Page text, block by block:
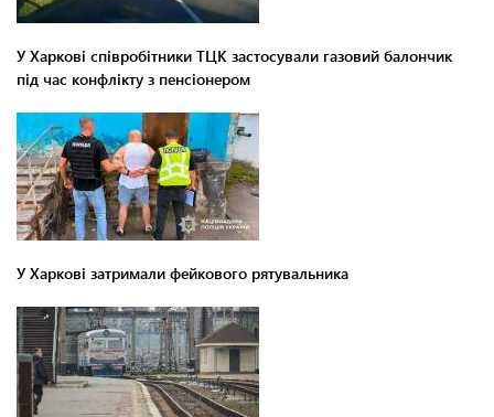
У Харкові співробітники ТЦК застосували газовий балончик
під час конфлікту з пенсіонером
У Харкові затримали фейкового рятувальника